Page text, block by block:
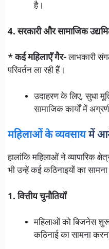
है।
4. सरकारी और सामाजिक
* कई महिलाएँ गैर-लाभकारी
परिवर्तन ला रही हैं।
उदाहरण के लिए, सुधा
सामाजिक कार्यों में
महिलाओं के व्यवसायमें आने
हालांकि महिलाओं ने व्यापारिक
भी उन्हें कई कठिनाइयों का
1. वित्तीय चुनौतियाँ
महिलाओं को बिजनेस
कठिनाई का सामना